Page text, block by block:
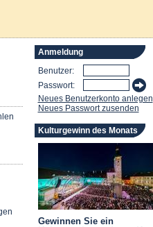
Anmeldung
Benutzer:
Passwort:
Neues Benutzerkonto anlegen
Neues Passwort zusenden
Kulturgewinn des Monats
Gewinnen Sie ein